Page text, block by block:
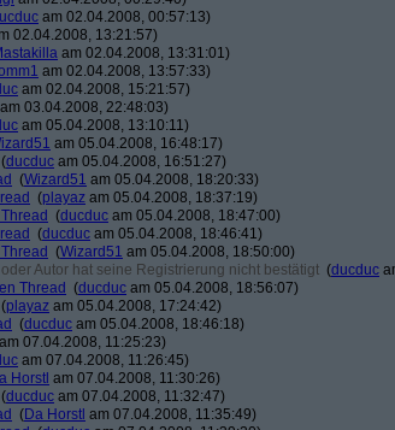
am 02.04.2008, 00:57:13)
02.04.2008, 13:21:57)
am 02.04.2008, 13:31:01)
am 02.04.2008, 13:57:33)
am 02.04.2008, 15:21:57)
am 03.04.2008, 22:48:03)
am 05.04.2008, 13:10:11)
am 05.04.2008, 16:48:17)
(ducduc am 05.04.2008, 16:51:27)
(Wizard51 am 05.04.2008, 18:20:33)
(playaz am 05.04.2008, 18:37:19)
(ducduc am 05.04.2008, 18:47:00)
(ducduc am 05.04.2008, 18:46:41)
(Wizard51 am 05.04.2008, 18:50:00)
Autor hat seine Registrierung nicht bestätigt (ducduc
Thread (ducduc am 05.04.2008, 18:56:07)
(playaz am 05.04.2008, 17:24:42)
(ducduc am 05.04.2008, 18:46:18)
am 07.04.2008, 11:25:23)
am 07.04.2008, 11:26:45)
Horstl am 07.04.2008, 11:30:26)
(ducduc am 07.04.2008, 11:32:47)
(Da Horstl am 07.04.2008, 11:35:49)